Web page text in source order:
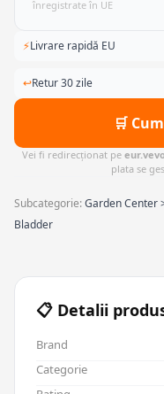
înregistrate în UE
⚡Livrare rapidă EU
↩Retur 30 zile
🛒
Vei fi redirecționat pe
plata se
Subcategorie:Garden Center
Bladder
📋 Detalii
Brand
Categorie